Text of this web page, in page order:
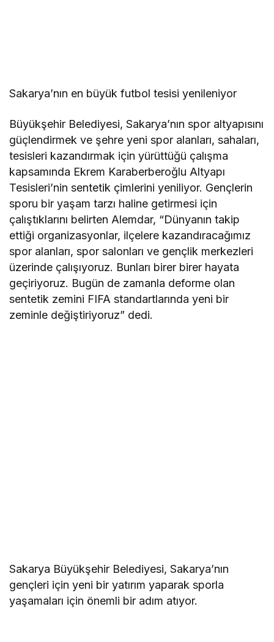
Sakarya’nın en büyük futbol tesisi yenileniyor
Büyükşehir Belediyesi, Sakarya’nın spor altyapısını
güçlendirmek ve şehre yeni spor alanları, sahaları,
tesisleri kazandırmak için yürüttüğü çalışma
kapsamında Ekrem Karaberberoğlu Altyapı
Tesisleri’nin sentetik çimlerini yeniliyor. Gençlerin
sporu bir yaşam tarzı haline getirmesi için
çalıştıklarını belirten Alemdar, “Dünyanın takip
ettiği organizasyonlar, ilçelere kazandıracağımız
spor alanları, spor salonları ve gençlik merkezleri
üzerinde çalışıyoruz. Bunları birer birer hayata
geçiriyoruz. Bugün de zamanla deforme olan
sentetik zemini FIFA standartlarında yeni bir
zeminle değiştiriyoruz” dedi.
Sakarya Büyükşehir Belediyesi, Sakarya’nın
gençleri için yeni bir yatırım yaparak sporla
yaşamaları için önemli bir adım atıyor.